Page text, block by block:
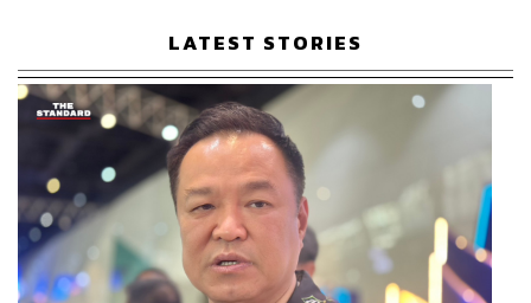
LATEST STORIES